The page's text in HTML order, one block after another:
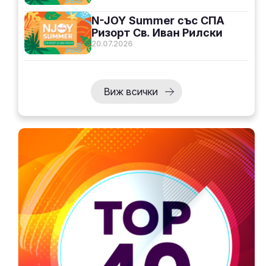
20.07.2026
N-JOY Summer със СПА
Ризорт Св. Иван Рилски
Виж всички